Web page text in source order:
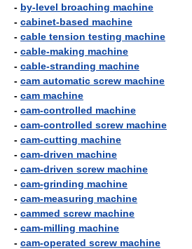
- by-level broaching machine
- cabinet-based machine
- cable tension testing machine
- cable-making machine
- cable-stranding machine
- cam automatic screw machine
- cam machine
- cam-controlled machine
- cam-controlled screw machine
- cam-cutting machine
- cam-driven machine
- cam-driven screw machine
- cam-grinding machine
- cam-measuring machine
- cammed screw machine
- cam-milling machine
- cam-operated screw machine